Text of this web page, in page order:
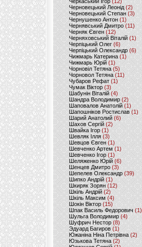
Черновецький Леонід(2)
Черновецький Степан (3)
Чернушенко Антон (1)
Чернявський Дмитро(11)
Черняк Євген(12)
Черняховський Віталій (1)
Черпіцький Олег (6)
Черпіцький Олександр (6)
Чижмарь Катерина (1)
Чижмарь Юрій (1)
Чорновіл Тетяна (5)
Чорновол Тетяна (11)
Чубаров Рефат (1)
Чумак Віктор(3)
Шабунін Віталій (4)
Шандра Володимир (2)
Шаповалов Анатолій(1)
Шапошніков Ростислав(1)
Шарий Анатолий(6)
Шахов Сергій(2)
Швайка Ігор (1)
Шевляк Ілля (3)
Шевцов Євген (1)
Шевченко Артем(1)
Шевченко Ігор(1)
Шеляженко Юрій (6)
Шенцев Дмитро (3)
Шепелев Олександр (39)
Шипко Андрій(1)
Шкиряк Зорян(12)
Шкіль Андрій(2)
Шкіль Максим (4)
Шокін Віктор (15)
Шпак Василь Федорович (1)
Шульга Володимир (4)
Шуфрич Нестор(8)
Эдуард Багиров (1)
Южаніна Ніна Петрівна (2)
Юзькова Тетяна(2)